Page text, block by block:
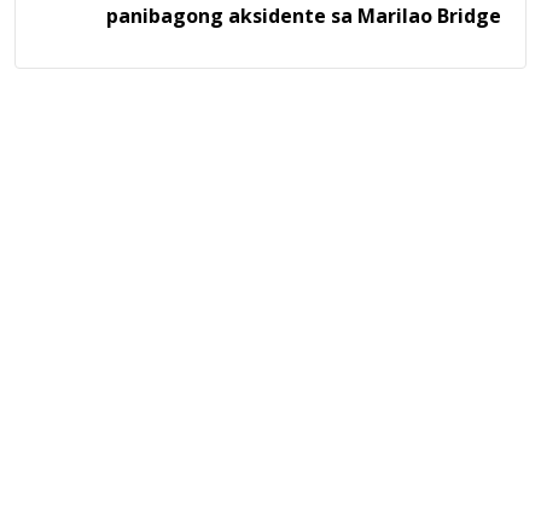
panibagong aksidente sa Marilao Bridge